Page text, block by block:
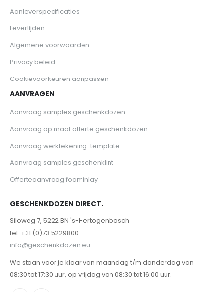
Aanleverspecificaties
Levertijden
Algemene voorwaarden
Privacy beleid
Cookievoorkeuren aanpassen
AANVRAGEN
Aanvraag samples geschenkdozen
Aanvraag op maat offerte geschenkdozen
Aanvraag werktekening-template
Aanvraag samples geschenklint
Offerteaanvraag foaminlay
GESCHENKDOZEN DIRECT.
Siloweg 7, 5222 BN 's-Hertogenbosch
tel: +31 (0)73 5229800
info@geschenkdozen.eu
We staan voor je klaar van maandag t/m donderdag van
08:30 tot 17:30 uur, op vrijdag van 08:30 tot 16:00 uur.